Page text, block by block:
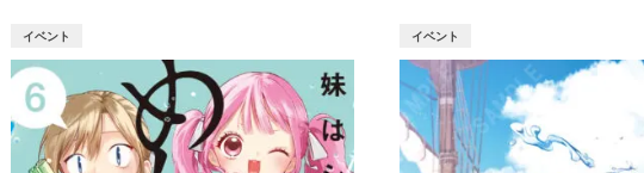
イベント イベント